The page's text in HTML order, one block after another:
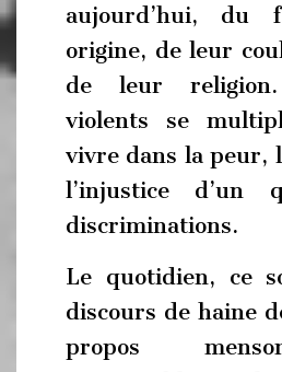
aujourd’hui, du
origine, de leur
de leur
violents se
vivre dans la peur,
l’injustice d’un
discriminations.
Le quotidien, ce
discours de haine
propos